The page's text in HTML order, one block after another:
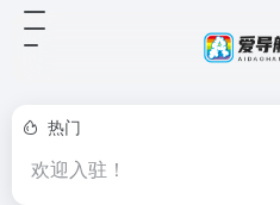
热门
欢迎入驻！